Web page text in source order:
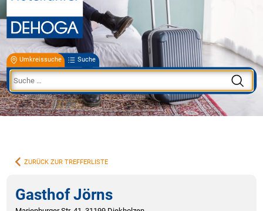
Umkreissuche Suche
ZURÜCK ZUR TREFFERLISTE
Gasthof Jörns